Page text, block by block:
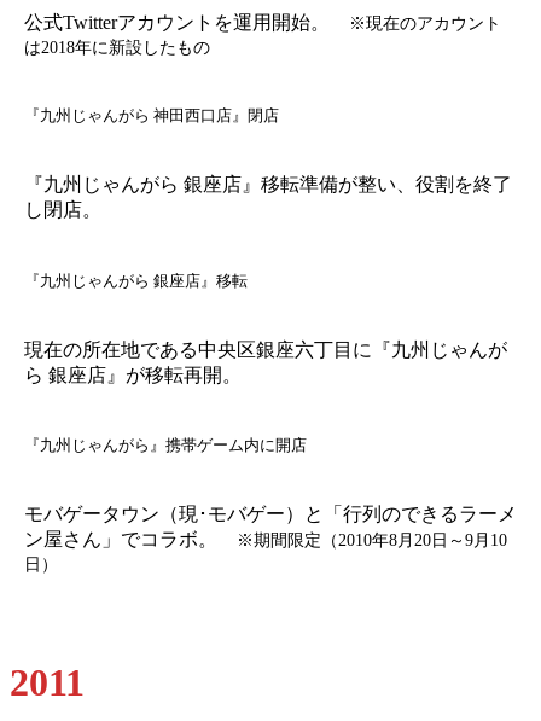
公式Twitterアカウントを運用開始。
※現在のアカウント
は2018年に新設したもの
『九州じゃんがら 神田西口店』閉店
『九州じゃんがら 銀座店』移転準備が整い、役割を終了
し閉店。
『九州じゃんがら 銀座店』移転
現在の所在地である中央区銀座六丁目に『九州じゃんが
ら 銀座店』が移転再開。
『九州じゃんがら』携帯ゲーム内に開店
モバゲータウン（現･モバゲー）と「行列のできるラーメ
ン屋さん」でコラボ。
※期間限定（2010年8月20日～9月10
日）
2011